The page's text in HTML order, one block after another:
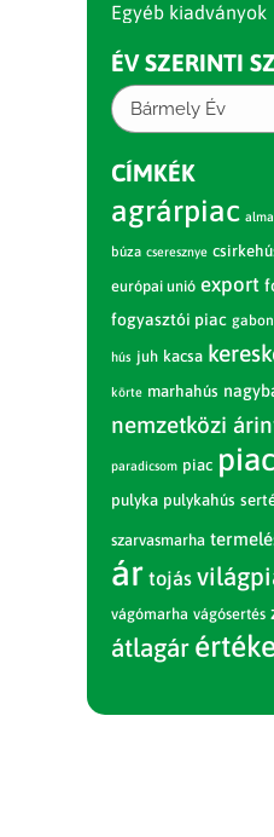
Egyéb kiadványok
ÉV SZERINTI
Bármely Év
CÍMKÉK
agrárpiac alma
búza cseresznye
európai unió export
fogyasztói piac
hús juh kacsa
körte marhahús
nemzetközi
paradicsom piac
pulyka pulykahús
szarvasmarha
ár tojás
vágómarha vágósertés
átlagár